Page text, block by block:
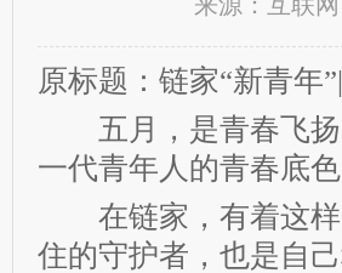
原标题：链家“新青年
五月，是青春飞扬
一代青年人的青春底色
在链家，有着这样
住的守护者，也是自